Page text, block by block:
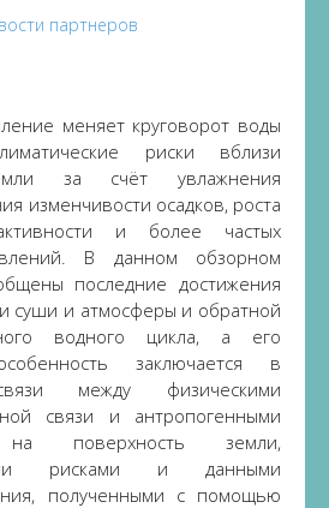
партнеров
меняет круговорот воды
риски вблизи
за счёт увлажнения
изменчивости осадков, роста
и более частых
В данном обзорном
последние достижения
суши и атмосферы и обратной
водного цикла, а его
заключается в
между физическими
связи и антропогенными
на поверхность земли,
рисками и данными
полученными с помощью